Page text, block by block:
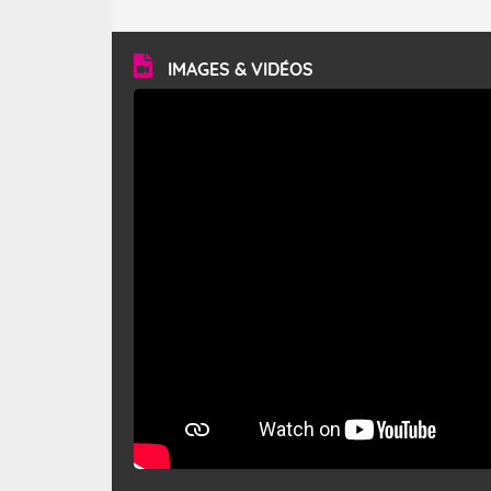
vitesse moyenne de 50 km/h et atteindre 80 à 100 km/h
en rafales, parfois davantage. Il parcourt la basse vallée
du Rhône et la Provence et envahit le littoral
méditerranéen à partir de la Camargue.
IMAGES & VIDÉOS